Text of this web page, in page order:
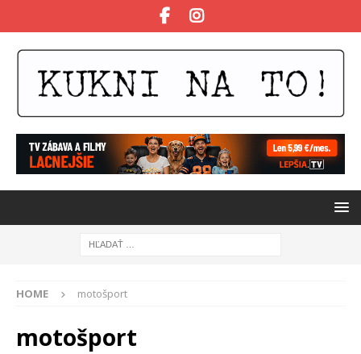
HOME motošport
motošport